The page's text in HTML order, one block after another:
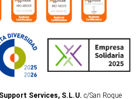
Services, S.L.U. c/San Roque